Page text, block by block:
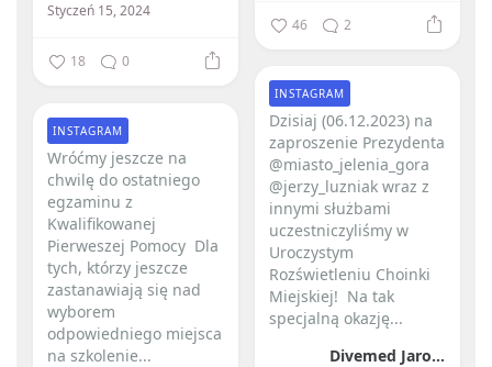
Styczeń 15, 2024
18 0
46 2
Dzisiaj (06.12.2023) na
zaproszenie Prezydenta
@miasto_jelenia_gora
@jerzy_luzniak wraz z
innymi służbami
uczestniczyliśmy w
Uroczystym
Rozświetleniu Choinki
Miejskiej! ️ Na tak
specjalną okazję...
Divemed Jarosław Przybylski
INSTAGRAM
Wróćmy jeszcze na
chwilę do ostatniego
egzaminu z
Kwalifikowanej
Pierweszej Pomocy ️ Dla
tych, którzy jeszcze
zastanawiają się nad
wyborem
odpowiedniego miejsca
na szkolenie...
INSTAGRAM